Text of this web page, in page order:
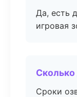
Да, есть
игровая
Сроки